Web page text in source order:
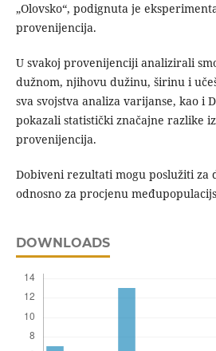
„Olovsko“, podignuta je
provenijencija.
U svakoj provenijenciji analizirali
dužnom, njihovu dužinu, širinu i
sva svojstva analiza varijanse, kao i
pokazali statistički značajne razlike
provenijencija.
Dobiveni rezultati mogu poslužiti za
odnosno za procjenu
DOWNLOADS